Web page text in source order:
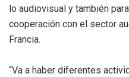
lo audiovisual y también
cooperación con el sector
Francia.
“Va a haber diferentes